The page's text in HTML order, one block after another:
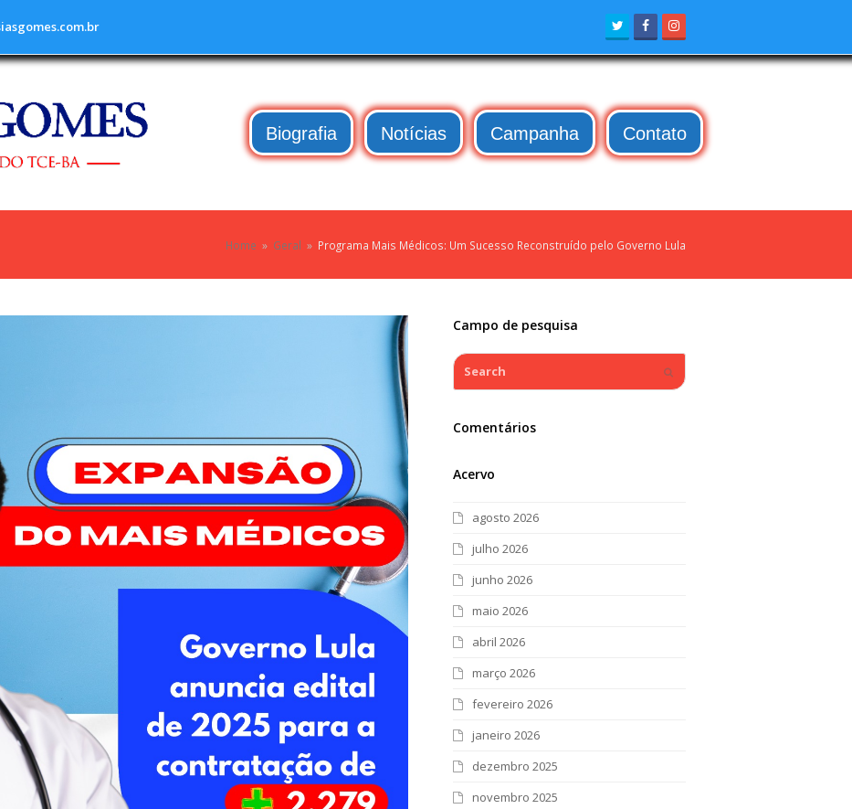
TwitterFacebook
Biografia Notícias Campanha Contato
Home » Geral » Programa Mais Médicos: Um Sucesso Reconstruído pelo Governo Lula
Campo de pesquisa
Search
Comentários
Acervo
agosto 2026
julho 2026
junho 2026
maio 2026
abril 2026
março 2026
fevereiro 2026
janeiro 2026
dezembro 2025
novembro 2025